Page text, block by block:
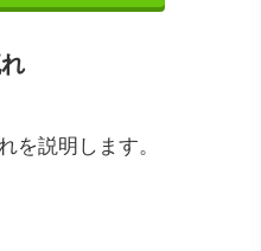
を説明します。